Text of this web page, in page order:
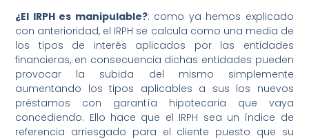
¿El IRPH es manipulable?: como ya hemos explicado
con anterioridad, el IRPH se calcula como una media de
los tipos de interés aplicados por las entidades
financieras, en consecuencia dichas entidades pueden
provocar la subida del mismo simplemente
aumentando los tipos aplicables a sus los nuevos
préstamos con garantía hipotecaria que vaya
concediendo. Ello hace que el IRPH sea un índice de
referencia arriesgado para el cliente puesto que su